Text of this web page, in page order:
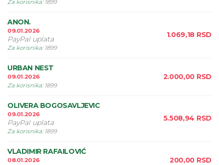
Za korisnika: 1899
ANON.
09.01.2026
PayPal uplata
Za korisnika: 1899
1.069,18 RSD
URBAN NEST
09.01.2026
Za korisnika: 1899
2.000,00 RSD
OLIVERA BOGOSAVLJEVIC
09.01.2026
PayPal uplata
Za korisnika: 1899
5.508,94 RSD
VLADIMIR RAFAILOVIĆ
08.01.2026
200,00 RSD